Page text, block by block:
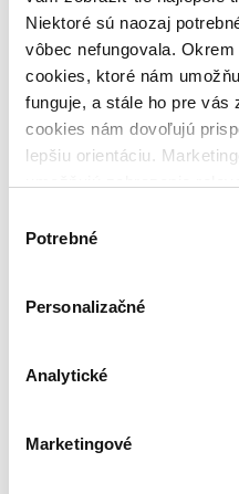
Niektoré sú naozaj
vôbec nefungovala.
cookies, ktoré nám
funguje, a stále ho pre
cookies nám dovoľujú
lepšiu orientáciu.
keby sme mohli používať
súhlasu
Potrebné
Personalizačné
Analytické
Marketingové
Výber z